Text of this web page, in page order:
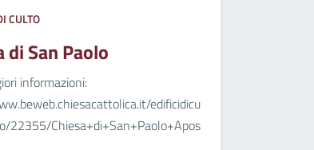
CULTO
di San Paolo
informazioni:
edificidicu
22355/Chiesa+di+San+Paolo+Apos